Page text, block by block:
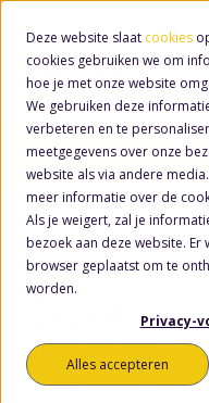
Deze website slaat cookies
cookies gebruiken we om
hoe je met onze website
We gebruiken deze
verbeteren en te
meetgegevens over onze
website als via andere
meer informatie over de
Als je weigert, zal je
bezoek aan deze website.
browser geplaatst om te
worden.
Privacy-
Alles accepteren
Nieuws
Bezoek ons
LIVE!2020
doorWouter van